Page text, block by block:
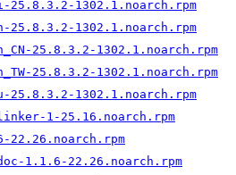
1302.1.noarch.rpm
1302.1.noarch.rpm
25.8.3.2-1302.1.noarch.rpm
25.8.3.2-1302.1.noarch.rpm
1302.1.noarch.rpm
1-25.16.noarch.rpm
1.1.6-22.26.noarch.rpm